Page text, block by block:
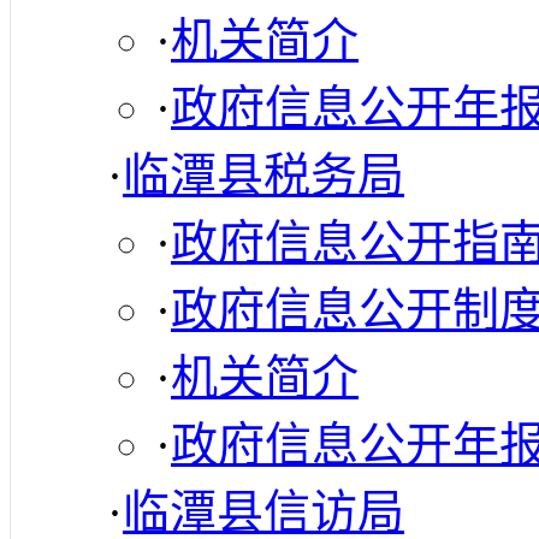
·机关简介
·政府信息公开年
·临潭县税务局
·政府信息公开指
·政府信息公开制
·机关简介
·政府信息公开年
·临潭县信访局